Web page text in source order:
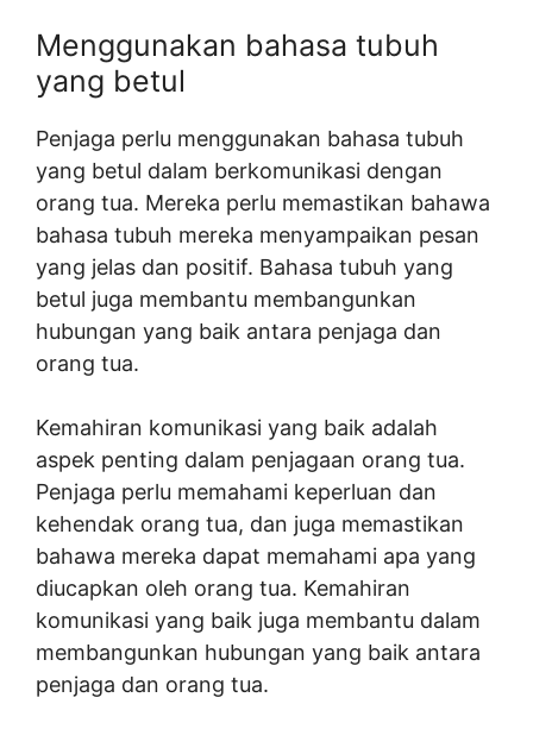
Menggunakan bahasa tubuh
yang betul
Penjaga perlu menggunakan bahasa tubuh
yang betul dalam berkomunikasi dengan
orang tua. Mereka perlu memastikan bahawa
bahasa tubuh mereka menyampaikan pesan
yang jelas dan positif. Bahasa tubuh yang
betul juga membantu membangunkan
hubungan yang baik antara penjaga dan
orang tua.
Kemahiran komunikasi yang baik adalah
aspek penting dalam penjagaan orang tua.
Penjaga perlu memahami keperluan dan
kehendak orang tua, dan juga memastikan
bahawa mereka dapat memahami apa yang
diucapkan oleh orang tua. Kemahiran
komunikasi yang baik juga membantu dalam
membangunkan hubungan yang baik antara
penjaga dan orang tua.